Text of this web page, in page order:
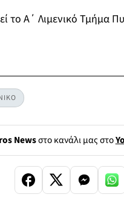
το Α΄ Λιμενικό Τμήμα
Newsστο κανάλι μας στο